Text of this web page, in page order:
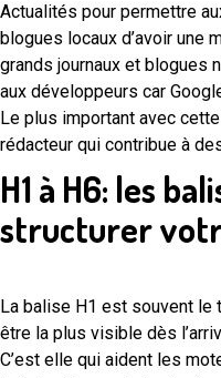
Actualités pour permettre
blogues locaux d’avoir une
grands journaux et blogues
aux développeurs car
Le plus important avec
rédacteur qui contribue à
H1 à H6: les
structurer
La balise H1 est souvent le
être la plus visible dès
C’est elle qui aident les